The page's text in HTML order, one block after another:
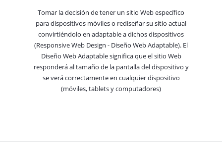
Tomar la decisión de tener un sitio Web específico
para dispositivos móviles o rediseñar su sitio actual
convirtiéndolo en adaptable a dichos dispositivos
(Responsive Web Design - Diseño Web Adaptable). El
Diseño Web Adaptable significa que el sitio Web
responderá al tamaño de la pantalla del dispositivo y
se verá correctamente en cualquier dispositivo
(móviles, tablets y computadores)